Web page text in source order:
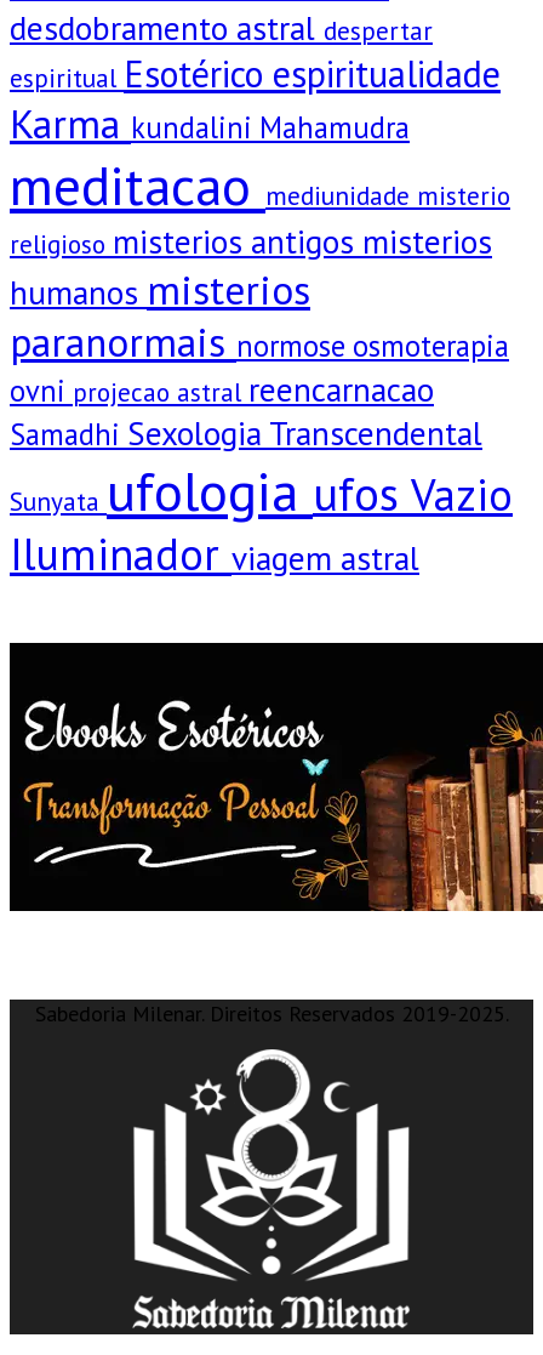
desdobramento astral despertar
espiritual Esotérico espiritualidade
Karma kundalini Mahamudra
meditacao mediunidade misterio
religioso misterios antigos misterios
humanos misterios
paranormais normose osmoterapia
ovni projecao astral reencarnacao
Samadhi Sexologia Transcendental
Sunyata ufologia ufos Vazio
Iluminador viagem astral
Sabedoria Milenar. Direitos Reservados 2019-2025.